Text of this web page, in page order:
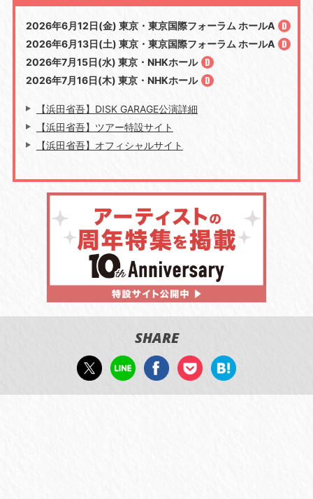
2026年6月12日(金) 東京・東京国際フォーラム ホールA
2026年6月13日(土) 東京・東京国際フォーラム ホールA
2026年7月15日(水) 東京・NHKホール
2026年7月16日(木) 東京・NHKホール
【浜田省吾】DISK GARAGE公演詳細
【浜田省吾】ツアー特設サイト
【浜田省吾】オフィシャルサイト
SHARE